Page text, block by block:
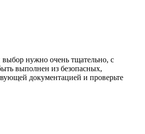
нужно очень тщательно, с
выполнен из безопасных,
документацией и проверьте